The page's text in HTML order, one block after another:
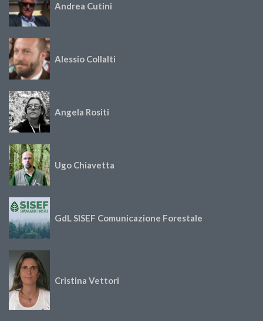
Andrea Cutini
Alessio Collalti
Angela Rositi
Ugo Chiavetta
GdL SISEF Comunicazione Forestale
Cristina Vettori